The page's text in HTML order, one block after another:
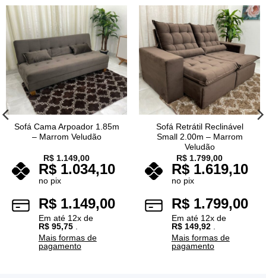
Sofá Cama Arpoador 1.85m
– Marrom Veludão
R$ 1.149,00
R$1.034,10
no pix
R$1.149,00
Em até 12x de
R$95,75.
Mais formas de
pagamento
Sofá Retrátil Reclinável
Small 2.00m – Marrom
Veludão
R$ 1.799,00
R$1.619,10
no pix
R$1.799,00
Em até 12x de
R$149,92.
Mais formas de
pagamento